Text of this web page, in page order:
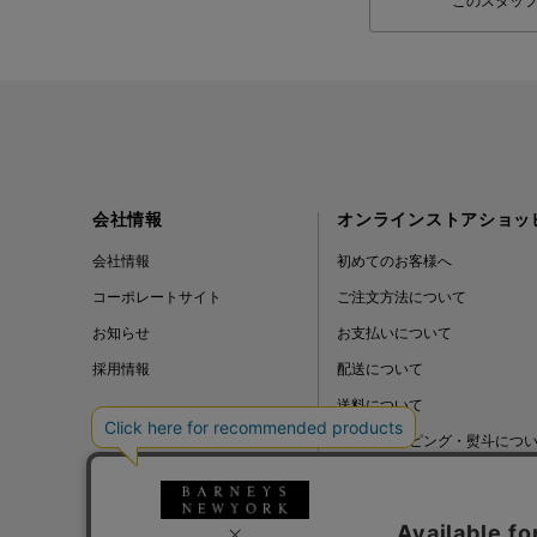
会社情報
会社情報
コーポレートサイト
お知らせ
採用情報
オンラインストアショッ
初めてのお客様へ
ご注文方法について
お支払いについて
配送について
送料について
ギフトラッピング・熨斗につ